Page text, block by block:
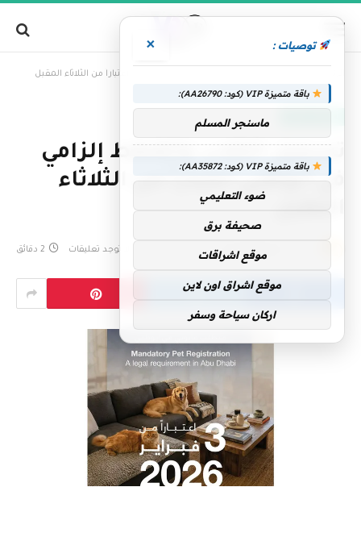
تسجيل الكلاب والقطط إلزامي في أبوظبي اعتباراً من الثلاثاء المقبل
تسجيل الكلاب والقطط إلزامي
في أبوظبي اعتباراً من الثلاثاء
المقبل
فريق التحرير 1 فبراير، 2026 لا توجد تعليقات 2 دقائق
توصيات : ×
باقة متميزة VIP (كود: AA26790):
ماسنجر المسلم
باقة متميزة VIP (كود: AA35872):
ضوء التعليمي
صحيفة برق
موقع اشراقات
موقع اشراق اون لاين
اركان سياحة وسفر